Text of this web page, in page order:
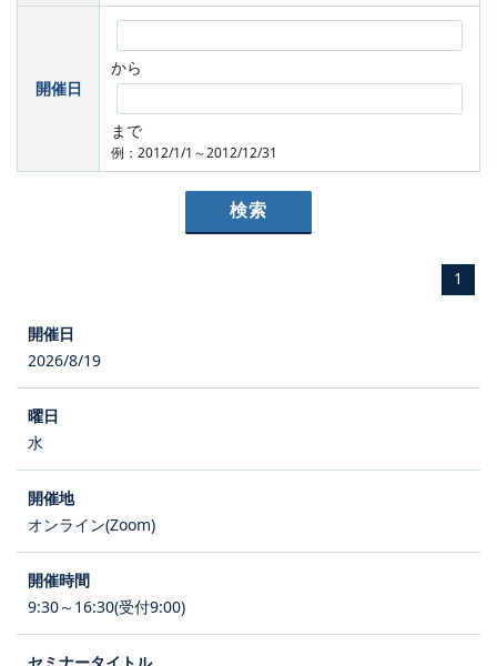
開催日
から
まで
例：2012/1/1～2012/12/31
1
2026/8/19
水
オンライン(Zoom)
9:30～16:30(受付9:00)